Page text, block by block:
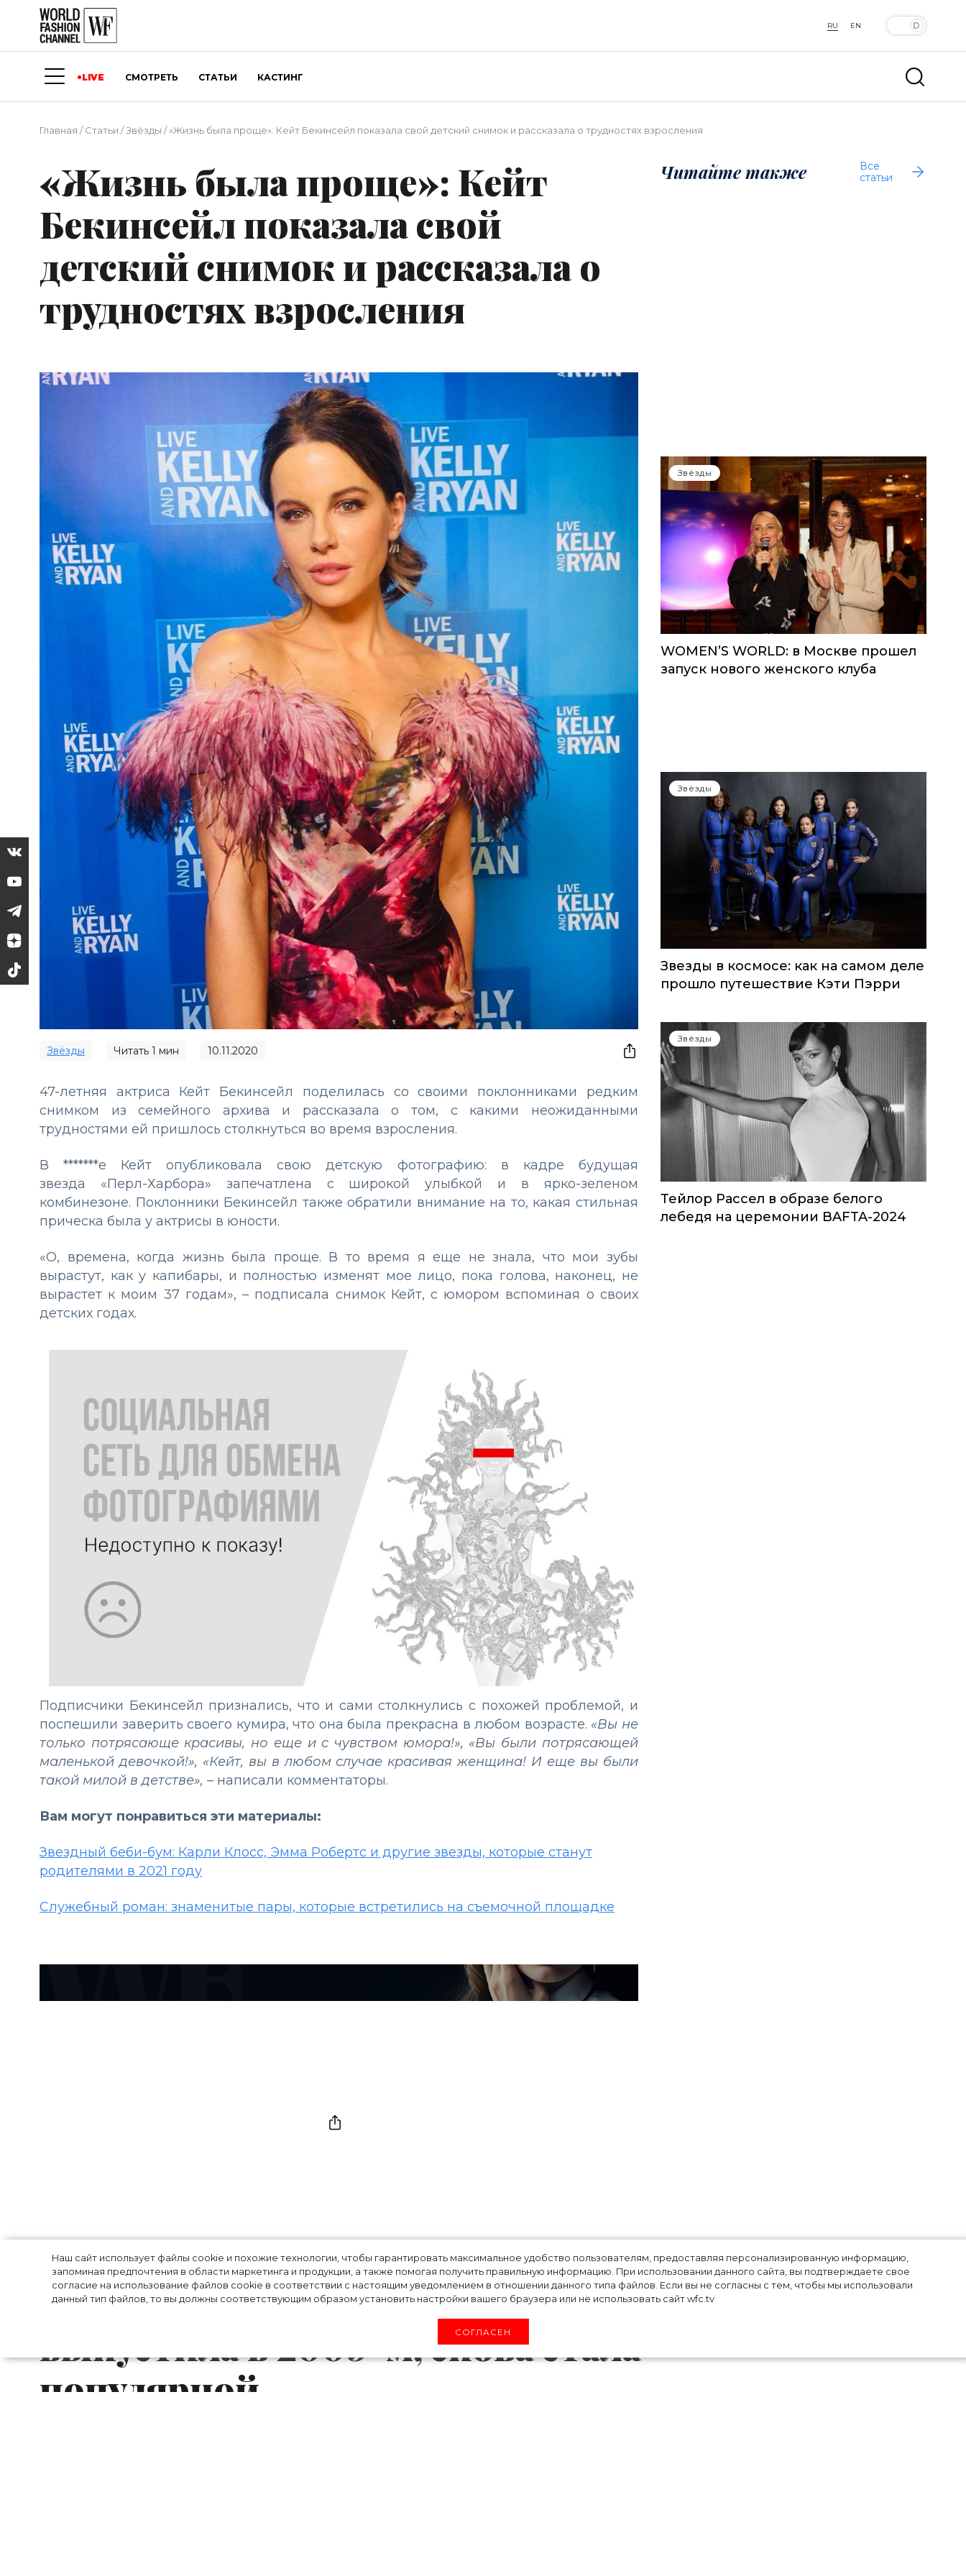
Наш сайт использует файлы cookie и похожие технологии, чтобы гарантировать максимальное удобство пользователям, предоставляя персонализированную информацию,
запоминая предпочтения в области маркетинга и продукции, а также помогая получить правильную информацию. При использовании данного сайта, вы подтверждаете свое
согласие на использование файлов cookie в соответствии с настоящим уведомлением в отношении данного типа файлов. Если вы не согласны с тем, чтобы мы использовали
данный тип файлов, то вы должны соответствующим образом установить настройки вашего браузера или не использовать сайт wfc.tv
СОГЛАСЕН
RU EN
LIVE СМОТРЕТЬ СТАТЬИ КАСТИНГ
Главная /Статьи /Звёзды /«Жизнь была проще»: Кейт Бекинсейл показала свой детский снимок и рассказала о трудностях взросления
«Жизнь была проще»: Кейт
Бекинсейл показала свой
детский снимок и рассказала о
трудностях взросления
Звёзды Читать 1 мин 10.11.2020
47-летняя актриса Кейт Бекинсейл поделилась со своими поклонниками редким
снимком из семейного архива и рассказала о том, с какими неожиданными
трудностями ей пришлось столкнуться во время взросления.
В *******е Кейт опубликовала свою детскую фотографию: в кадре будущая
звезда «Перл-Харбора» запечатлена с широкой улыбкой и в ярко-зеленом
комбинезоне. Поклонники Бекинсейл также обратили внимание на то, какая стильная
прическа была у актрисы в юности.
«О, времена, когда жизнь была проще. В то время я еще не знала, что мои зубы
вырастут, как у капибары, и полностью изменят мое лицо, пока голова, наконец, не
вырастет к моим 37 годам», – подписала снимок Кейт, с юмором вспоминая о своих
детских годах.
Подписчики Бекинсейл признались, что и сами столкнулись с похожей проблемой, и
поспешили заверить своего кумира, что она была прекрасна в любом возрасте. «Вы не
только потрясающе красивы, но еще и с чувством юмора!», «Вы были потрясающей
маленькой девочкой!», «Кейт, вы в любом случае красивая женщина! И еще вы были
такой милой в детстве», – написали комментаторы.
Вам могут понравиться эти материалы:
Звездный беби-бум: Карли Клосс, Эмма Робертс и другие звезды, которые станут
родителями в 2021 году
Служебный роман: знаменитые пары, которые встретились на съемочной площадке
Читайте также
Все
статьи
Звёзды
WOMEN’S WORLD: в Москве прошел
запуск нового женского клуба
Звёзды
Звезды в космосе: как на самом деле
прошло путешествие Кэти Пэрри
Звёзды
Тейлор Рассел в образе белого
лебедя на церемонии BAFTA-2024
Вторая слава: почему песня
Майли Сайрус, которую она
выпустила в 2009-м, снова стала
популярной